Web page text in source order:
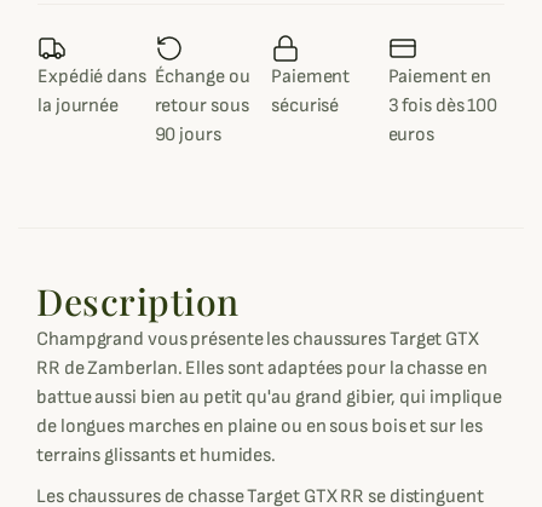
Expédié dans
la journée
Échange ou
retour sous
90 jours
Paiement
sécurisé
Paiement en
3 fois dès 100
euros
Description
Champgrand vous présente les chaussures Target GTX
RR de Zamberlan. Elles sont adaptées pour la chasse en
battue aussi bien au petit qu'au grand gibier, qui implique
de longues marches en plaine ou en sous bois et sur les
terrains glissants et humides.
Les chaussures de chasse Target GTX RR se distinguent